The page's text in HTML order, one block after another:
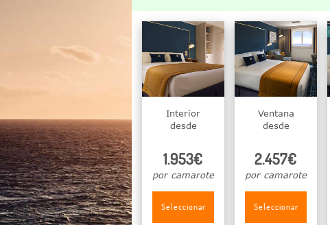
Interior
desde
1.953€
por camarote
Seleccionar
Ventana
desde
2.457€
por camarote
Seleccionar